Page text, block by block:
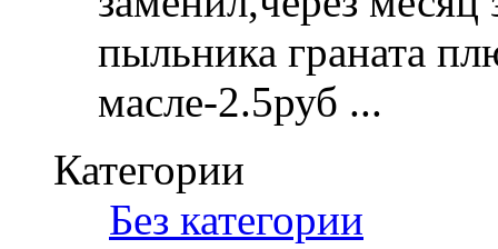
пыльника граната
масле-2.5руб ...
Категории
Без категории